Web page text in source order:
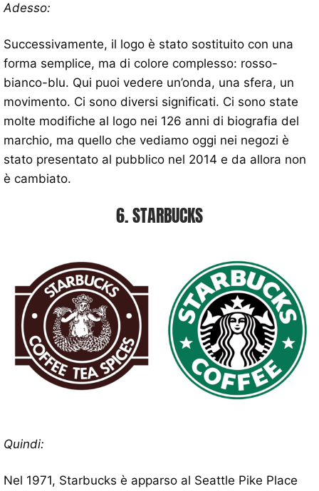
Adesso:
Successivamente, il logo è stato sostituito con una
forma semplice, ma di colore complesso: rosso-
bianco-blu. Qui puoi vedere un’onda, una sfera, un
movimento. Ci sono diversi significati. Ci sono state
molte modifiche al logo nei 126 anni di biografia del
marchio, ma quello che vediamo oggi nei negozi è
stato presentato al pubblico nel 2014 e da allora non
è cambiato.
6. STARBUCKS
Quindi:
Nel 1971, Starbucks è apparso al Seattle Pike Place